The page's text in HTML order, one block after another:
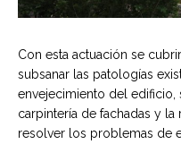
Con esta actuación se
subsanar las patologías
envejecimiento del edificio,
carpintería de fachadas y la
resolver los problemas de